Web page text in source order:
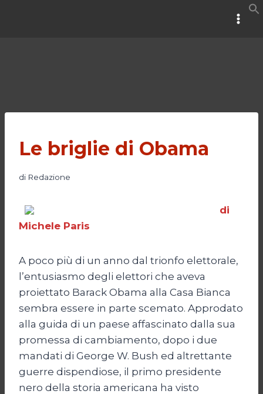
Le briglie di Obama
di Redazione
di
Michele Paris
A poco più di un anno dal trionfo elettorale,
l’entusiasmo degli elettori che aveva
proiettato Barack Obama alla Casa Bianca
sembra essere in parte scemato. Approdato
alla guida di un paese affascinato dalla sua
promessa di cambiamento, dopo i due
mandati di George W. Bush ed altrettante
guerre dispendiose, il primo presidente
nero della storia americana ha visto